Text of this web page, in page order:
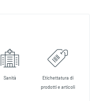
Sanità
Etichettatura di
prodotti e articoli